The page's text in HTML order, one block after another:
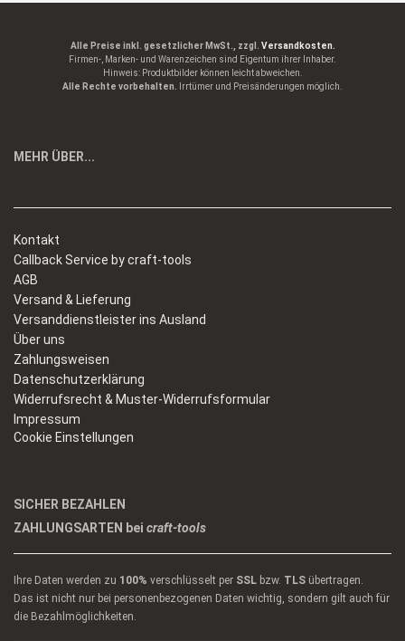
Alle Preise inkl. gesetzlicher MwSt., zzgl. Versandkosten.
Firmen-, Marken- und Warenzeichen sind Eigentum ihrer Inhaber.
Hinweis: Produktbilder können leicht abweichen.
Alle Rechte vorbehalten. Irrtümer und Preisänderungen möglich.
MEHR ÜBER...
Kontakt
Callback Service by craft-tools
AGB
Versand & Lieferung
Versanddienstleister ins Ausland
Über uns
Zahlungsweisen
Datenschutzerklärung
Widerrufsrecht & Muster-Widerrufsformular
Impressum
Cookie Einstellungen
SICHER BEZAHLEN
ZAHLUNGSARTEN bei craft-tools
Ihre Daten werden zu 100% verschlüsselt per SSL bzw. TLS übertragen.
Das ist nicht nur bei personenbezogenen Daten wichtig, sondern gilt auch für
die Bezahlmöglichkeiten.